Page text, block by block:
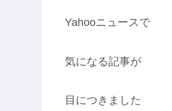
Yahooニュースで
気になる記事が
目につきました